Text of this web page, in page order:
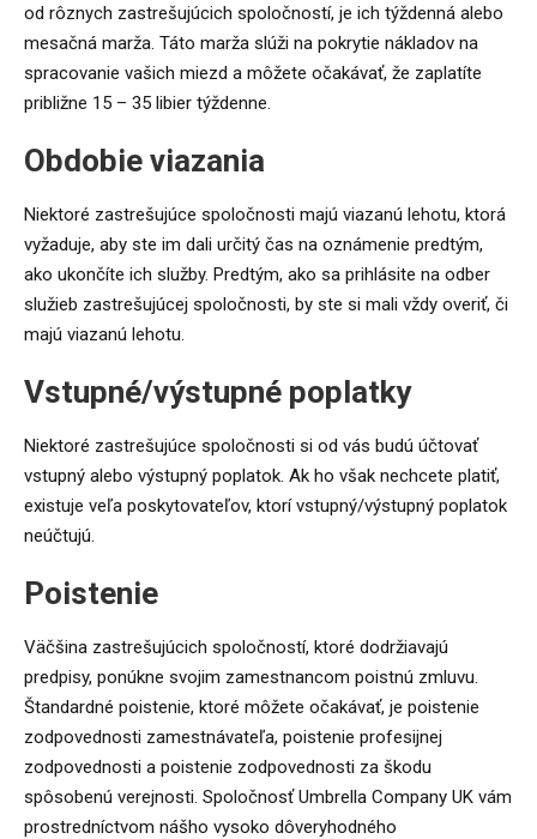
od rôznych zastrešujúcich spoločností, je ich týždenná alebo
mesačná marža. Táto marža slúži na pokrytie nákladov na
spracovanie vašich miezd a môžete očakávať, že zaplatíte
približne 15 – 35 libier týždenne.
Obdobie viazania
Niektoré zastrešujúce spoločnosti majú viazanú lehotu, ktorá
vyžaduje, aby ste im dali určitý čas na oznámenie predtým,
ako ukončíte ich služby. Predtým, ako sa prihlásite na odber
služieb zastrešujúcej spoločnosti, by ste si mali vždy overiť, či
majú viazanú lehotu.
Vstupné/výstupné poplatky
Niektoré zastrešujúce spoločnosti si od vás budú účtovať
vstupný alebo výstupný poplatok. Ak ho však nechcete platiť,
existuje veľa poskytovateľov, ktorí vstupný/výstupný poplatok
neúčtujú.
Poistenie
Väčšina zastrešujúcich spoločností, ktoré dodržiavajú
predpisy, ponúkne svojim zamestnancom poistnú zmluvu.
Štandardné poistenie, ktoré môžete očakávať, je poistenie
zodpovednosti zamestnávateľa, poistenie profesijnej
zodpovednosti a poistenie zodpovednosti za škodu
spôsobenú verejnosti. Spoločnosť Umbrella Company UK vám
prostredníctvom nášho vysoko dôveryhodného